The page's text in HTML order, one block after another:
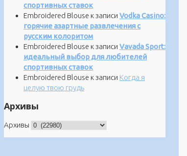
спортивных ставок
Embroidered Blouse к записи Vodka Casino:
горячие азартные развлечения с
русским колоритом
Embroidered Blouse к записи Vavada Sport:
идеальный выбор для любителей
спортивных ставок
Embroidered Blouse к записи Когда я
целую твою грудь
Архивы
Архивы